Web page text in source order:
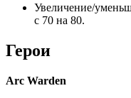
Увеличение/
с 70 на 80.
Герои
Arc Warden